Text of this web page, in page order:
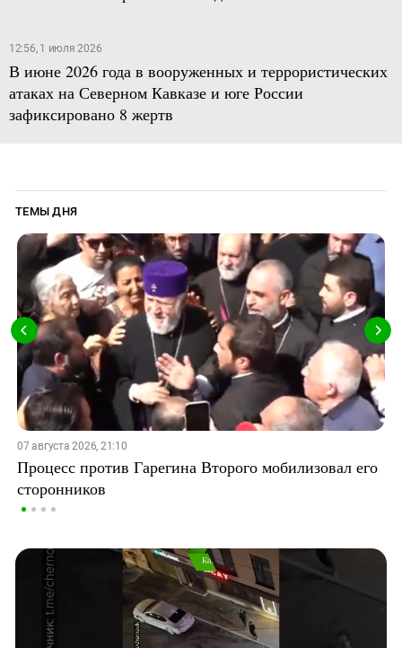
12:56, 1 июля 2026
В июне 2026 года в вооруженных и террористических
атаках на Северном Кавказе и юге России
зафиксировано 8 жертв
ТЕМЫ ДНЯ
07 августа 2026, 21:10
Процесс против Гарегина Второго мобилизовал его
сторонников